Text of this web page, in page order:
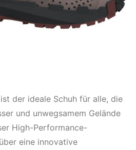
der ideale Schuh für alle, die
und unwegsamem Gelände
High-Performance-
eine innovative